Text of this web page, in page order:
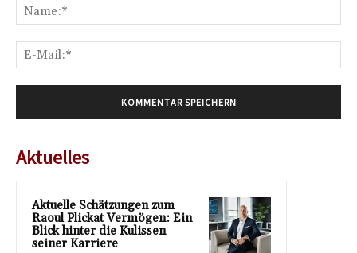
Aktuelles
Aktuelle Schätzungen zum
Raoul Plickat Vermögen: Ein
Blick hinter die Kulissen
seiner Karriere